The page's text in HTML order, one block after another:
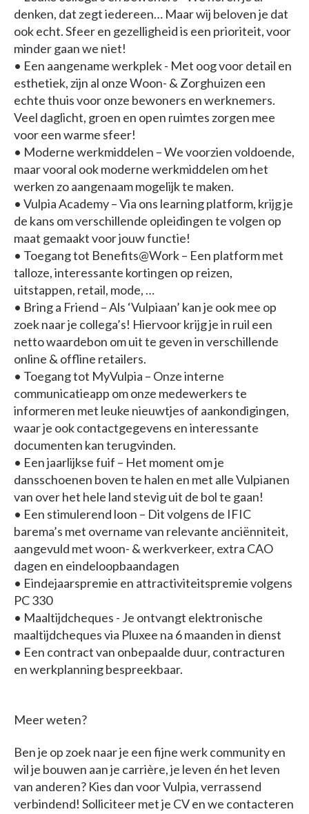
denken, dat zegt iedereen… Maar wij beloven je dat
ook echt. Sfeer en gezelligheid is een prioriteit, voor
minder gaan we niet!
• Een aangename werkplek - Met oog voor detail en
esthetiek, zijn al onze Woon- & Zorghuizen een
echte thuis voor onze bewoners en werknemers.
Veel daglicht, groen en open ruimtes zorgen mee
voor een warme sfeer!
• Moderne werkmiddelen – We voorzien voldoende,
maar vooral ook moderne werkmiddelen om het
werken zo aangenaam mogelijk te maken.
• Vulpia Academy – Via ons learning platform, krijg je
de kans om verschillende opleidingen te volgen op
maat gemaakt voor jouw functie!
• Toegang tot Benefits@Work – Een platform met
talloze, interessante kortingen op reizen,
uitstappen, retail, mode, …
• Bring a Friend – Als ‘Vulpiaan’ kan je ook mee op
zoek naar je collega’s! Hiervoor krijg je in ruil een
netto waardebon om uit te geven in verschillende
online & offline retailers.
• Toegang tot MyVulpia – Onze interne
communicatieapp om onze medewerkers te
informeren met leuke nieuwtjes of aankondigingen,
waar je ook contactgegevens en interessante
documenten kan terugvinden.
• Een jaarlijkse fuif – Het moment om je
dansschoenen boven te halen en met alle Vulpianen
van over het hele land stevig uit de bol te gaan!
• Een stimulerend loon – Dit volgens de IFIC
barema’s met overname van relevante anciënniteit,
aangevuld met woon- & werkverkeer, extra CAO
dagen en eindeloopbaandagen
• Eindejaarspremie en attractiviteitspremie volgens
PC 330
• Maaltijdcheques - Je ontvangt elektronische
maaltijdcheques via Pluxee na 6 maanden in dienst
• Een contract van onbepaalde duur, contracturen
en werkplanning bespreekbaar.
Meer weten?
Ben je op zoek naar je een fijne werk community en
wil je bouwen aan je carrière, je leven én het leven
van anderen? Kies dan voor Vulpia, verrassend
verbindend! Solliciteer met je CV en we contacteren